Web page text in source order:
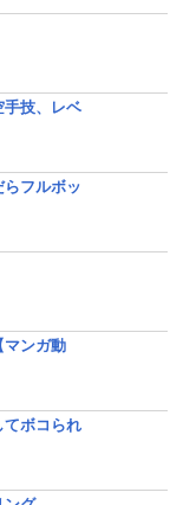
手技、レベ
フルボッ
マンガ動
てボコられ